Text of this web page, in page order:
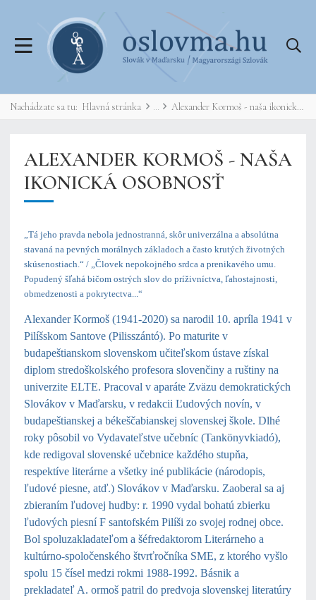
Nachádzate sa tu: Hlavná stránka Alexander Kormoš - naša ikonická osobnosť
ALEXANDER KORMOŠ - NAŠA
IKONICKÁ OSOBNOSŤ
„Tá jeho pravda nebola jednostranná, skôr univerzálna a absolútna
stavaná na pevných morálnych základoch a často krutých životných
skúsenostiach.“ / „Človek nepokojného srdca a prenikavého umu.
Popudený šľahá bičom ostrých slov do príživníctva, ľahostajnosti,
obmedzenosti a pokrytectva...“
Alexander Kormoš (1941-2020) sa narodil 10. apríla 1941 v
Pilíšskom Santove (Pilisszántó). Po maturite v
budapeštianskom slovenskom učiteľskom ústave získal
diplom stredoškolského profesora slovenčiny a ruštiny na
univerzite ELTE. Pracoval v aparáte Zväzu demokratických
Slovákov v Maďarsku, v redakcii Ľudových novín, v
budapeštianskej a békeščabianskej slovenskej škole. Dlhé
roky pôsobil vo Vydavateľstve učebníc (Tankönyvkiadó),
kde redigoval slovenské učebnice každého stupňa,
respektíve literárne a všetky iné publikácie (národopis,
ľudové piesne, atď.) Slovákov v Maďarsku. Zaoberal sa aj
zbieraním ľudovej hudby: r. 1990 vydal bohatú zbierku
ľudových piesní F santofském Pilíši zo svojej rodnej obce.
Bol spoluzakladateľom a šéfredaktorom Literárneho a
kultúrno-spoločenského štvrťročníka SME, z ktorého vyšlo
spolu 15 čísel medzi rokmi 1988-1992. Básnik a
prekladateľ A. ormoš patril do predvoja slovenskej literatúry